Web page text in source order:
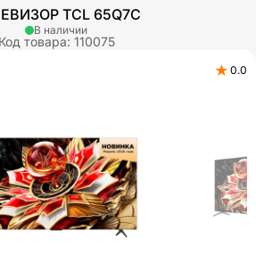
TCL 65Q7C
Код товара: 110075
В наличии
★ 0.0